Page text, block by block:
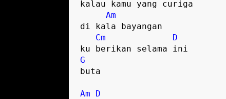
kalau kamu yang curiga
Am
di kala bayangan
Cm
D
G
buta
Am
D